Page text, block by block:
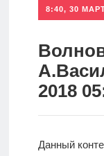
Инвестиции
Дивиденды
Волновой
8:40, 30
2018
Данный